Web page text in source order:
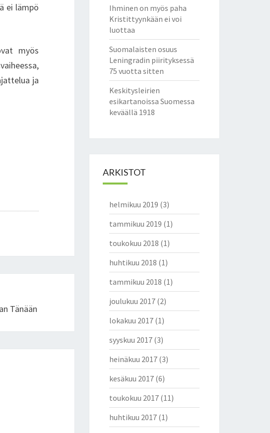
ei lämpö
myös
ja
Tänään
Ihminen on myös paha
Kristittyynkään ei voi
luottaa
Suomalaisten osuus
Leningradin piirityksessä
75 vuotta sitten
Keskitysleirien
esikartanoissa Suomessa
keväällä 1918
ARKISTOT
helmikuu 2019 (3)
tammikuu 2019 (1)
toukokuu 2018 (1)
huhtikuu 2018 (1)
tammikuu 2018 (1)
joulukuu 2017(2)
lokakuu 2017(1)
syyskuu 2017(3)
heinäkuu 2017(3)
kesäkuu 2017(6)
toukokuu 2017(11)
huhtikuu 2017(1)